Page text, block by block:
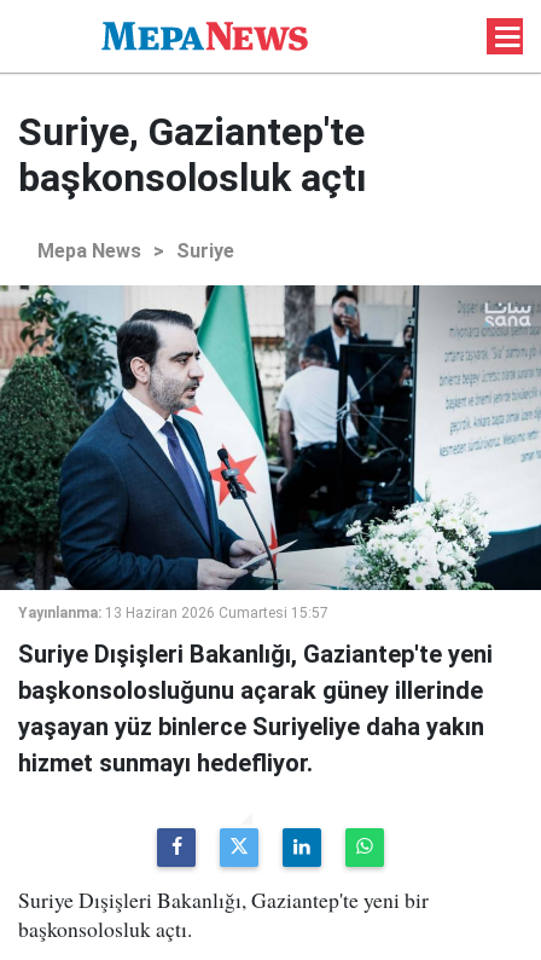
Suriye, Gaziantep'te
başkonsolosluk açtı
Mepa News > Suriye
Yayınlanma: 13 Haziran 2026 Cumartesi 15:57
Suriye Dışişleri Bakanlığı, Gaziantep'te yeni
başkonsolosluğunu açarak güney illerinde
yaşayan yüz binlerce Suriyeliye daha yakın
hizmet sunmayı hedefliyor.
Suriye Dışişleri Bakanlığı, Gaziantep'te yeni bir
başkonsolosluk açtı.